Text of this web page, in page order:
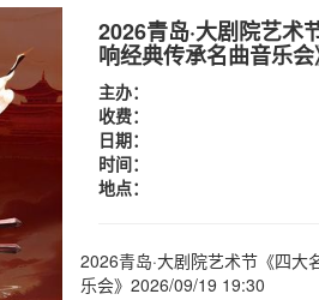
2026青岛·大剧院艺
响经典传承名曲音乐会
主办：
收费：
日期：
时间：
地点：
2026青岛·大剧院艺术节《四
乐会》2026/09/19 19:30